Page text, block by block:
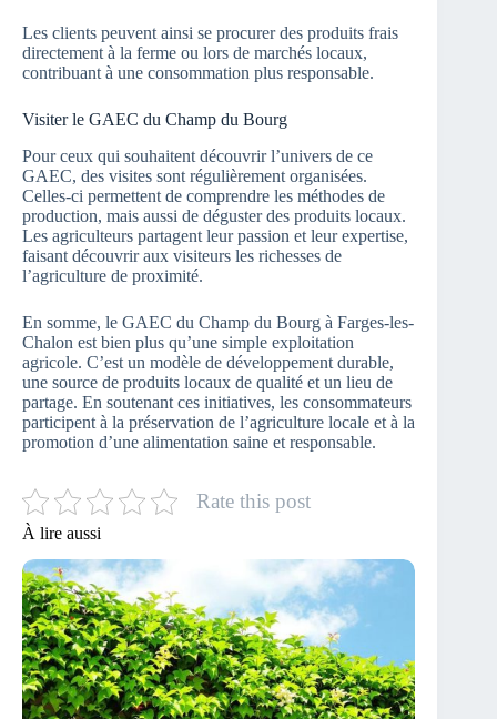
Les clients peuvent ainsi se procurer des produits frais
directement à la ferme ou lors de marchés locaux,
contribuant à une consommation plus responsable.
Visiter le GAEC du Champ du Bourg
Pour ceux qui souhaitent découvrir l’univers de ce
GAEC, des visites sont régulièrement organisées.
Celles-ci permettent de comprendre les méthodes de
production, mais aussi de déguster des produits locaux.
Les agriculteurs partagent leur passion et leur expertise,
faisant découvrir aux visiteurs les richesses de
l’agriculture de proximité.
En somme, le GAEC du Champ du Bourg à Farges-les-
Chalon est bien plus qu’une simple exploitation
agricole. C’est un modèle de développement durable,
une source de produits locaux de qualité et un lieu de
partage. En soutenant ces initiatives, les consommateurs
participent à la préservation de l’agriculture locale et à la
promotion d’une alimentation saine et responsable.
Rate this post
À lire aussi